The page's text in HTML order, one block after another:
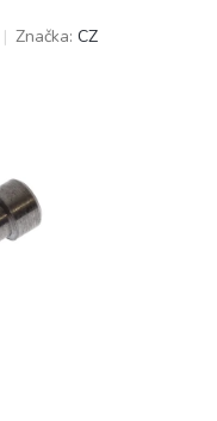
Značka: CZ